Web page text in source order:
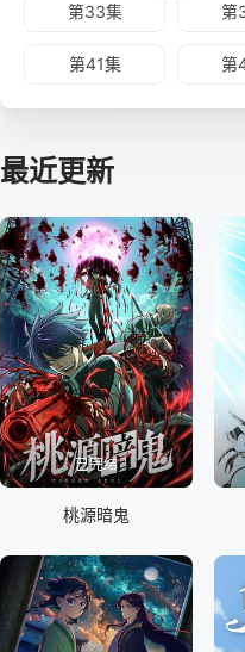
第33集 第
第41集 第
最近更新
已完结
桃源暗鬼